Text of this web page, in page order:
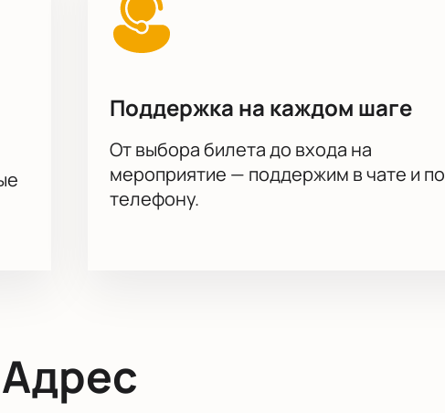
Поддержка на каждом шаге
От выбора билета до входа на
мероприятие — поддержим в чате и по
телефону.
Адрес